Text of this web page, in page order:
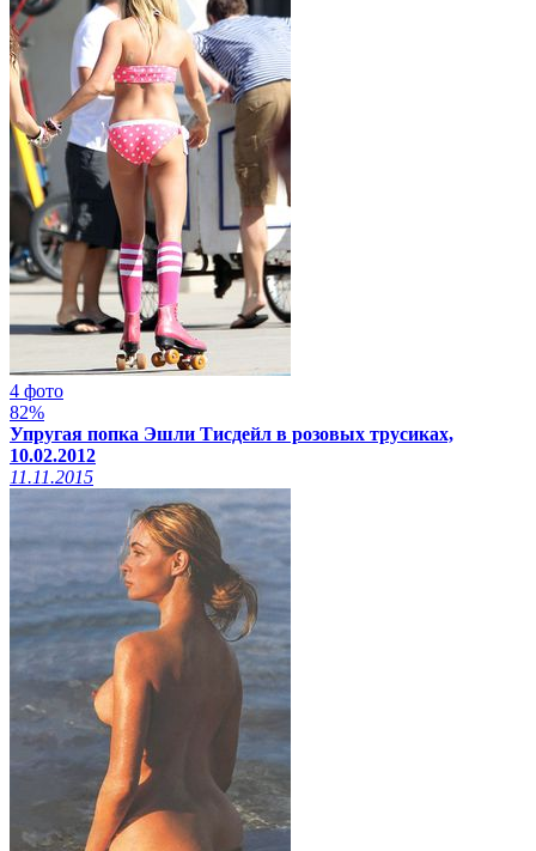
4 фото
82%
Упругая попка Эшли Тисдейл в розовых трусиках,
10.02.2012
11.11.2015